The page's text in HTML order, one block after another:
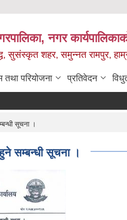
नगर
सुसंस्कृत शहर, समुन्नत रामपुर,
तथा परियोजना प्रतिवेदन
सूचना ।
सम्बन्धी सूचना ।